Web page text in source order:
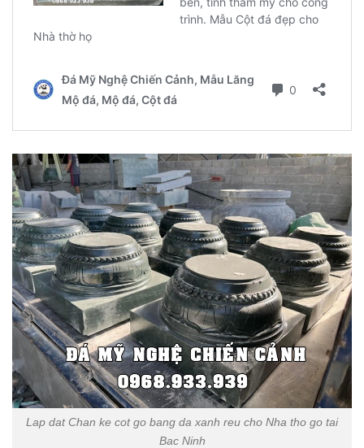
Lap dat Chan ke cot go bang da xanh reu cho Nha tho go tai
Bac Ninh